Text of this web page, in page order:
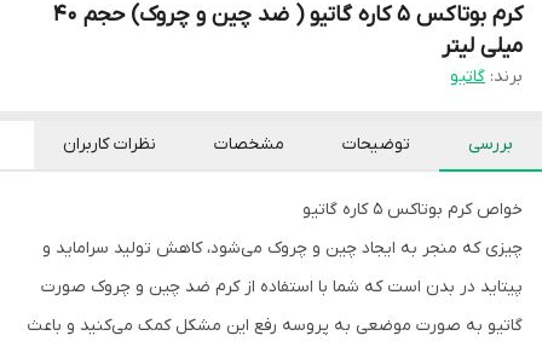
کرم بوتاکس 5 کاره گاتیو ( ضد چین و چروک) حجم 40
میلی لیتر
برند: گاتیو
بررسی توضیحات مشخصات نظرات کاربران
خواص کرم بوتاکس 5 کاره گاتیو
چیزی که منجر به ایجاد چین و چروک می‌شود، کاهش تولید سراماید و
پیتاید در بدن است که شما با استفاده از کرم ضد چین و چروک صورت
گاتیو به صورت موضعی به پروسه رفع این مشکل کمک می‌کنید و باعث